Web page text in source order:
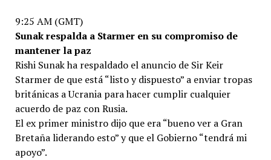
9:25 AM (GMT)
Sunak respalda a Starmer en su compromiso de
mantener la paz
Rishi Sunak ha respaldado el anuncio de Sir Keir
Starmer de que está “listo y dispuesto” a enviar tropas
británicas a Ucrania para hacer cumplir cualquier
acuerdo de paz con Rusia.
El ex primer ministro dijo que era “bueno ver a Gran
Bretaña liderando esto” y que el Gobierno “tendrá mi
apoyo”.